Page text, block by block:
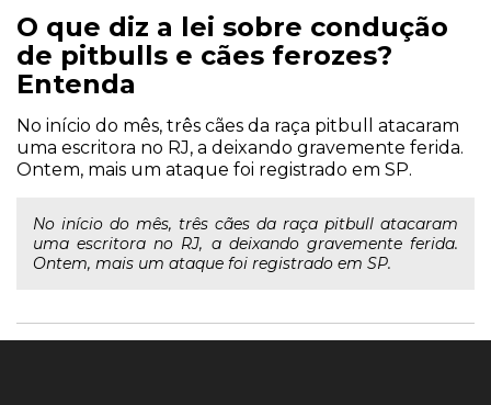
O que diz a lei sobre condução
de pitbulls e cães ferozes?
Entenda
No início do mês, três cães da raça pitbull atacaram
uma escritora no RJ, a deixando gravemente ferida.
Ontem, mais um ataque foi registrado em SP.
No início do mês, três cães da raça pitbull atacaram
uma escritora no RJ, a deixando gravemente ferida.
Ontem, mais um ataque foi registrado em SP.